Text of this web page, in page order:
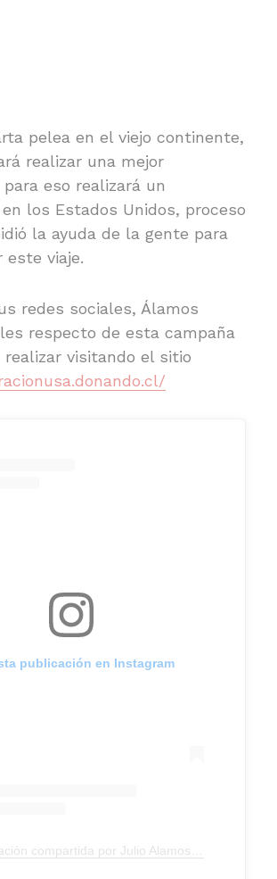
pelea en el viejo continente,
realizar una mejor
eso realizará un
los Estados Unidos, proceso
la ayuda de la gente para
este viaje.
redes sociales, Álamos
respecto de esta campaña
realizar visitando el sitio
publicación en Instagram